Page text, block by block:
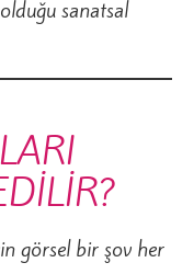
sanatsal
görsel bir şov her